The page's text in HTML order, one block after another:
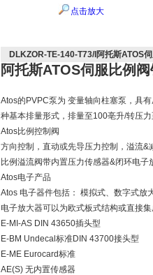
点击放大
DLKZOR-TE-140-T73/I阿托斯ATOS
阿托斯ATOS伺服比例
Atos的PVPC泵为 变量轴向柱塞泵，具
种基本排量形式，排量至100亳升/转压
Atos比例控制阀
方向控制，直动或先导压力控制，溢流
比例溢流阀带内置压力传感器&闭环电
Atos电子产品
Atos 电子器件包括： 模拟式、数字式放
电子放大器可以为欧式板式结构或直接
E-MI-AS DIN 43650插头型
E-BM Undecal标准DIN 43700接头型
E-ME Eurocard标准
AE(S) 无内置传感器